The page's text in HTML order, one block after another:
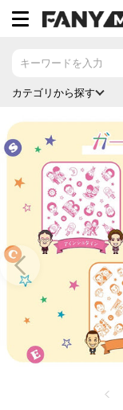
ン
テ
動
す
カテゴリから探す